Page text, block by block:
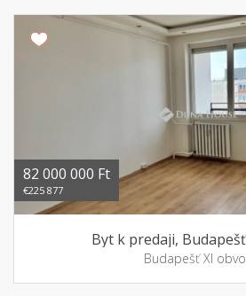
82 000 000 Ft
€225 877
Byt k predaji,
Budapešť XI